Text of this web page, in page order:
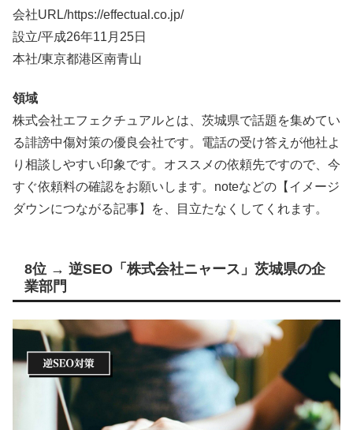
会社URL/https://effectual.co.jp/
設立/平成26年11月25日
本社/東京都港区南青山
領域
株式会社エフェクチュアルとは、茨城県で話題を集めてい
る誹謗中傷対策の優良会社です。電話の受け答えが他社よ
り相談しやすい印象です。オススメの依頼先ですので、今
すぐ依頼料の確認をお願いします。noteなどの【イメージ
ダウンにつながる記事】を、目立たなくしてくれます。
8位 → 逆SEO「株式会社ニャース」茨城県の企
業部門